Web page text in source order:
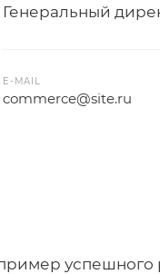
Генеральный
E-MAIL
commerce@site.ru
успешного